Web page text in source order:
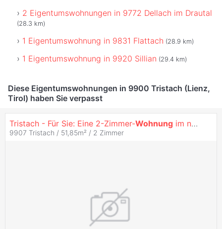
2 Eigentumswohnungen in 9772 Dellach im Drautal
(28.3 km)
1 Eigentumswohnung in 9831 Flattach (28.9 km)
1 Eigentumswohnung in 9920 Sillian (29.4 km)
Diese Eigentumswohnungen in 9900 Tristach (Lienz,
Tirol) haben Sie verpasst
Tristach - Für Sie: Eine 2-Zimmer-Wohnung im neuen Gewand
9907 Tristach / 51,85m² / 2 Zimmer